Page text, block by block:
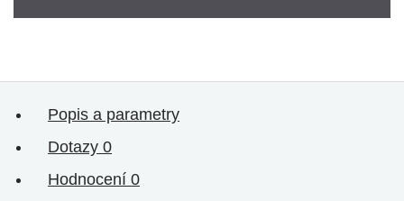
Popis a parametry
Dotazy 0
Hodnocení 0